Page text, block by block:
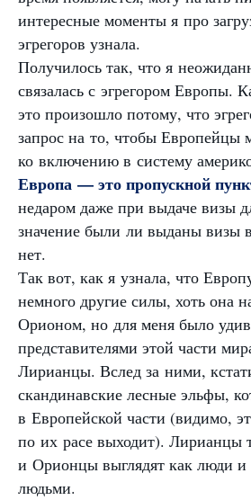
интересные моменты я про
эгрегоров узнала.
Получилось так, что я
связалась с эгрегором Европы.
это произошло потому, что
запрос на то, чтобы Европейцы
ко включению в систему
Европа — это пропускной
недаром даже при выдаче визы
значение были ли выданы визы
нет.
Так вот, как я узнала, что
немного другие силы, хоть она
Орионом, но для меня было
представителями этой части
Лирианцы. Вслед за ними,
скандинавские лесные эльфы,
в Европейской части (видимо,
по их расе выходит). Лирианцы
и Орионцы выглядят как люди и
людьми.